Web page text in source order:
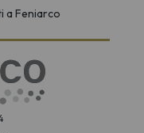
a Feniarco